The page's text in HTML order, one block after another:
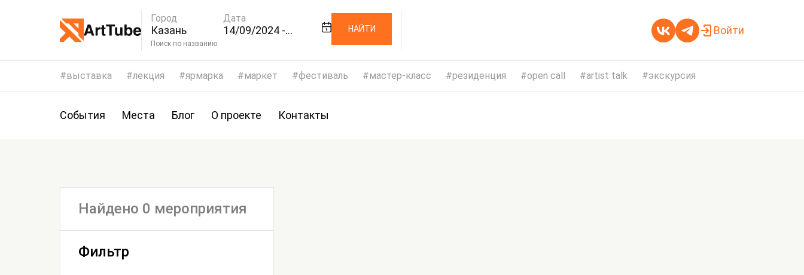
Город
Казань
Дата
14/09/2024 -
Поиск по названию
НАЙТИ Войти
выставка лекция ярмарка маркет фестиваль мастер-класс резиденция open call artist talk экскурсия
События Места Блог О проекте Контакты
Найдено 0 мероприятия
Фильтр